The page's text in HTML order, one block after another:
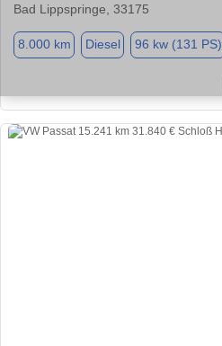
Bad Lippspringe, 33175
8.000 km Diesel 96 kw (131 PS)